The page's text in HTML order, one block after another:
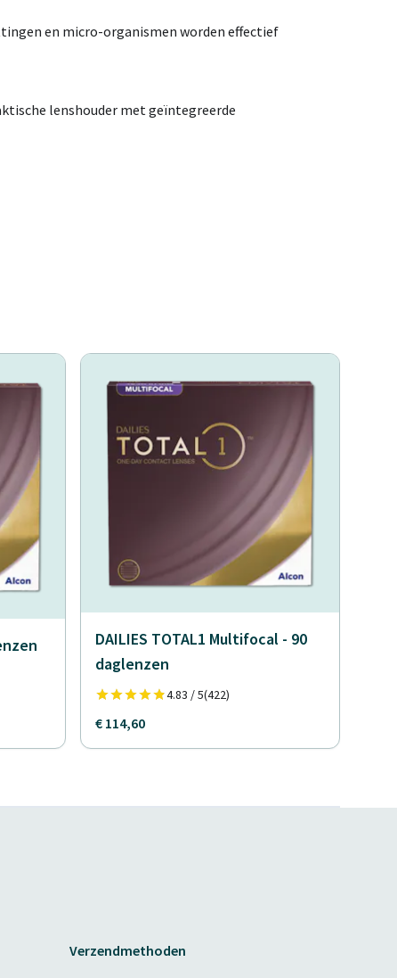
en micro-organismen worden effectief
lenshouder metgeïntegreerde
DAILIES TOTAL1 Multifocal - 90
daglenzen
4.83 / 5(422)
€ 114,60
Verzendmethoden